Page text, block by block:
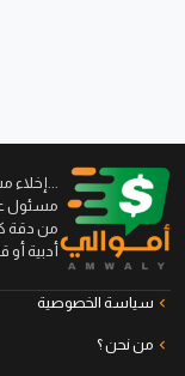
...إخلاء
مسئول
من دقة
أدبية أو
سياسة الخصوصية
من نحن ؟